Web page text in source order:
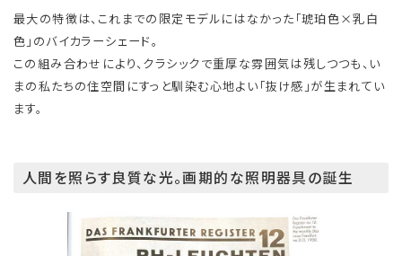
最大の特徴は、これまでの限定モデルにはなかった「琥珀色×乳白
色」のバイカラーシェード。
この組み合わせにより、クラシックで重厚な雰囲気は残しつつも、い
まの私たちの住空間にすっと馴染む心地よい「抜け感」が生まれてい
ます。
人間を照らす良質な光。画期的な照明器具の誕生